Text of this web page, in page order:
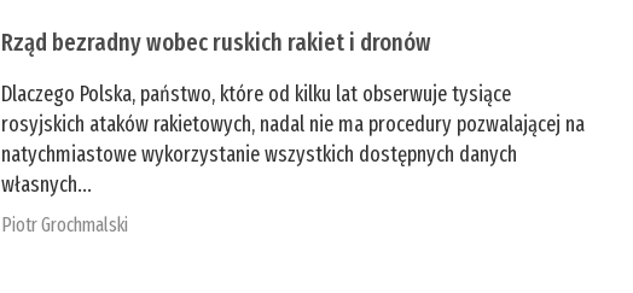
Rząd bezradny wobec ruskich rakiet i dronów
Dlaczego Polska, państwo, które od kilku lat obserwuje tysiące
rosyjskich ataków rakietowych, nadal nie ma procedury pozwalającej na
natychmiastowe wykorzystanie wszystkich dostępnych danych
własnych...
Piotr Grochmalski